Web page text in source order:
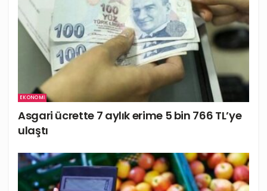
EKONOMI
Asgari ücrette 7 aylık erime 5 bin 766 TL’ye
ulaştı